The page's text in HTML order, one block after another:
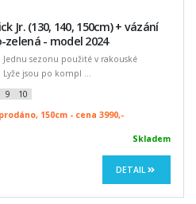
Jr. (130, 140, 150cm) + vázání
zelená - model 2024
Jednu sezonu použité v rakouské
Lyže jsou po kompl ...
9
10
150cm - cena 3990,-
Skladem
DETAIL